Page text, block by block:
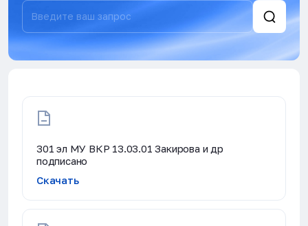
301 эл МУ ВКР 13.03.01 Закирова и др
подписано
Скачать